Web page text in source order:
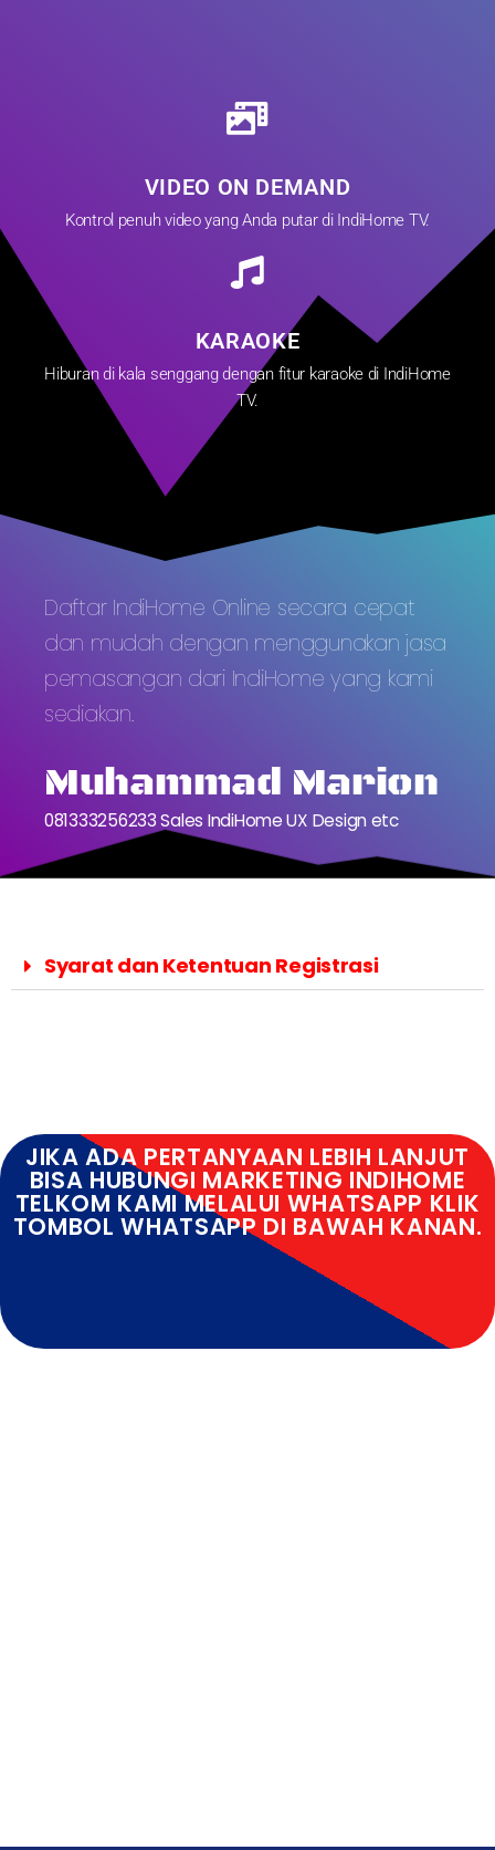
VIDEO ON DEMAND
Kontrol penuh video yang Anda putar di IndiHome TV.
KARAOKE
Hiburan di kala senggang dengan fitur karaoke di IndiHome
TV.
Daftar IndiHome Online secara cepat
dan mudah dengan menggunakan jasa
pemasangan dari IndiHome yang kami
sediakan.
Muhammad Marion
081333256233 Sales IndiHome UX Design etc
Syarat dan Ketentuan Registrasi
JIKA ADA PERTANYAAN LEBIH LANJUT
BISA HUBUNGI MARKETING INDIHOME
TELKOM KAMI MELALUI WHATSAPP KLIK
TOMBOL WHATSAPP DI BAWAH KANAN.